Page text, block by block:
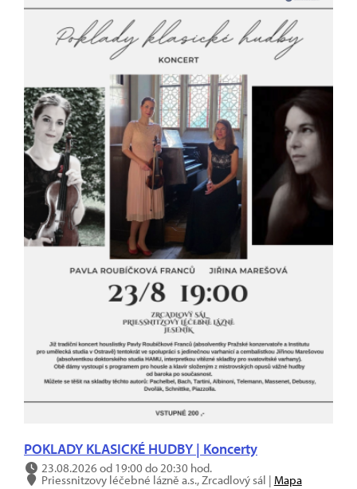
POKLADY KLASICKÉ HUDBY | Koncerty
23.08.2026 od 19:00 do 20:30 hod.
Priessnitzovy léčebné lázně a.s., Zrcadlový sál | Mapa